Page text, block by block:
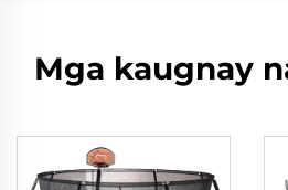
Mga kaugnay